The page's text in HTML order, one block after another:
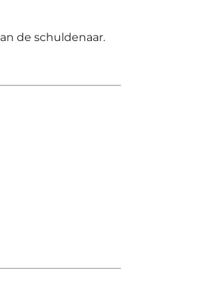
de schuldenaar.